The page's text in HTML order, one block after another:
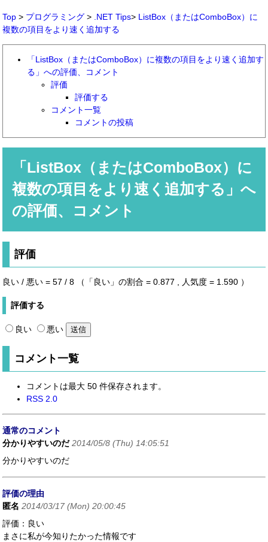
Top > プログラミング > .NET Tips> ListBox（またはComboBox）に
複数の項目をより速く追加する
「ListBox（またはComboBox）に複数の項目をより速く追加す
る」への評価、コメント
評価
評価する
コメント一覧
コメントの投稿
「 ListBox（またはComboBox）に
複数の項目をより速く追加する 」へ
の評価、コメント
評価
良い / 悪い = 57 / 8 （「良い」の割合 = 0.877 , 人気度 = 1.590 ）
評価する
良い 悪い
コメント一覧
コメントは最大 50 件保存されます。
RSS 2.0
通常のコメント
分かりやすいのだ 2014/05/8 (Thu) 14:05:51
分かりやすいのだ
評価の理由
匿名 2014/03/17 (Mon) 20:00:45
評価：良い
まさに私が今知りたかった情報です